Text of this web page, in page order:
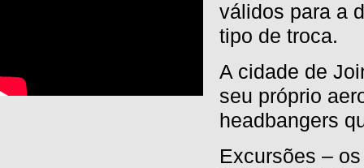
válidos para a
tipo de troca.
A cidade de
seu próprio
headbangers
Excursões –